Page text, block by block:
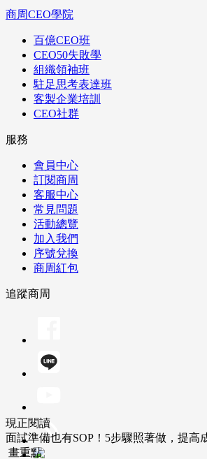
商周CEO學院
百億CEO班
CEO50失敗學
組織領袖班
駐足思考表達班
客製企業培訓
CEO社群
服務
會員中心
訂閱商周
客服中心
常見問題
活動總覽
加入我們
序號兌換
商周紅包
追蹤商周
現正閱讀
面試準備也有SOP！5步驟照著做，提高
畫重點